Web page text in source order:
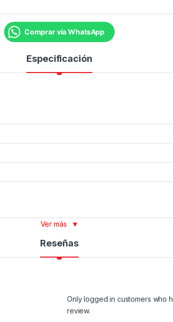
Comprar vía WhatsApp
Especificación
Ver más ▼
Reseñas
Only logged in customers who
review.